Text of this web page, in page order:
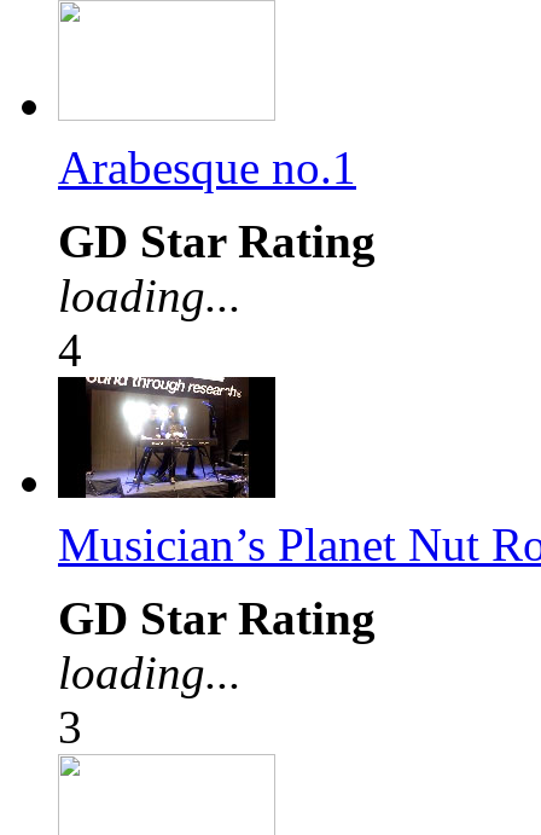
Arabesque no.1
GD Star Rating
loading...
4
Musician’s Planet Nut
GD Star Rating
loading...
3